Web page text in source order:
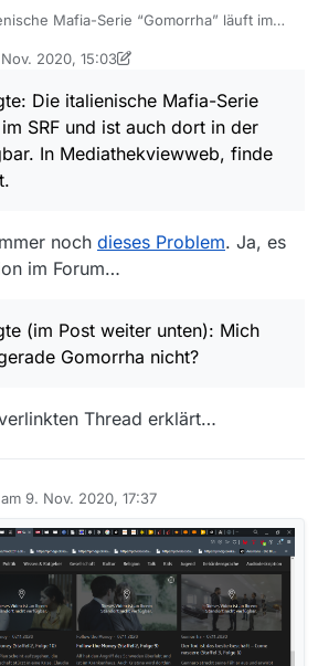
Mafia-Serie “Gomorrha” läuft im
finde ich die Serie nicht.
Freundin” oder “Follow the
funktionieren ja auch.
der Link zur Folge “Gomorrha Der Tod ist
play/tv/sendung/gomorrha?
9f50-0001-d742-a6361ad01ff8
2020, 15:03
von styroll 11. Sept. 2020, 21:13
Die italienische Mafia-Serie
SRF und ist auch dort in der
In Mediathekviewweb, finde
noch dieses Problem. Ja, es
im Forum…
(im Post weiter unten): Mich
Gomorrha nicht?
Thread erklärt…
9. Nov. 2020, 17:37
von